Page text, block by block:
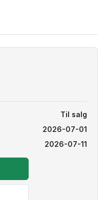
Til salg
2026-07-01
2026-07-11